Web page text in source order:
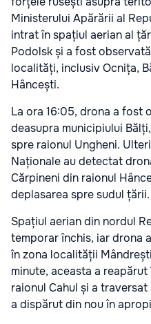
Ministerului Apărării al
intrat în spațiul aerian al
Podolsk și a fost
localități, inclusiv Ocnița,
Hâncești.
La ora 16:05, drona a fost
deasupra municipiului
spre raionul Ungheni.
Naționale au detectat
Cărpineni din raionul
deplasarea spre sudul țării.
Spațiul aerian din nordul
temporar închis, iar drona
în zona localității
minute, aceasta a
raionul Cahul și a
a dispărut din nou în